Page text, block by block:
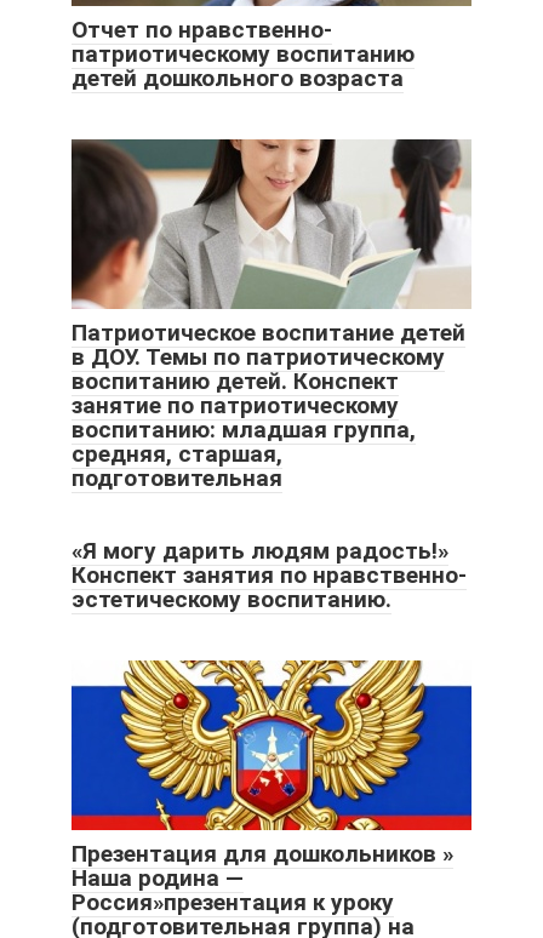
Отчет по нравственно-
патриотическому воспитанию
детей дошкольного возраста
Патриотическое воспитание детей
в ДОУ. Темы по патриотическому
воспитанию детей. Конспект
занятие по патриотическому
воспитанию: младшая группа,
средняя, старшая,
подготовительная
«Я могу дарить людям радость!»
Конспект занятия по нравственно-
эстетическому воспитанию.
Презентация для дошкольников »
Наша родина —
Россия»презентация к уроку
(подготовительная группа) на